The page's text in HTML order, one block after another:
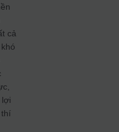
cả
lợi